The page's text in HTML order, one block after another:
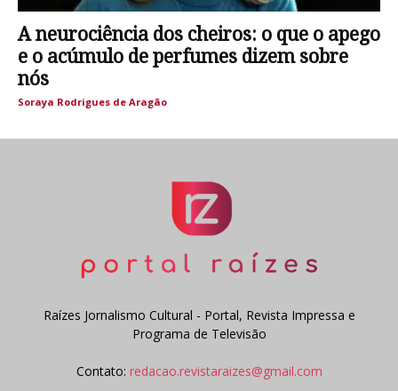
A neurociência dos cheiros: o que o apego
e o acúmulo de perfumes dizem sobre
nós
Soraya Rodrigues de Aragão
Raízes Jornalismo Cultural - Portal, Revista Impressa e
Programa de Televisão
Contato: redacao.revistaraizes@gmail.com